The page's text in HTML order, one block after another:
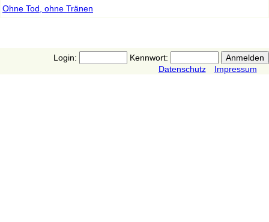
Ohne Tod, ohne Tränen
Login:
Kennwort:
Datenschutz
Impressum